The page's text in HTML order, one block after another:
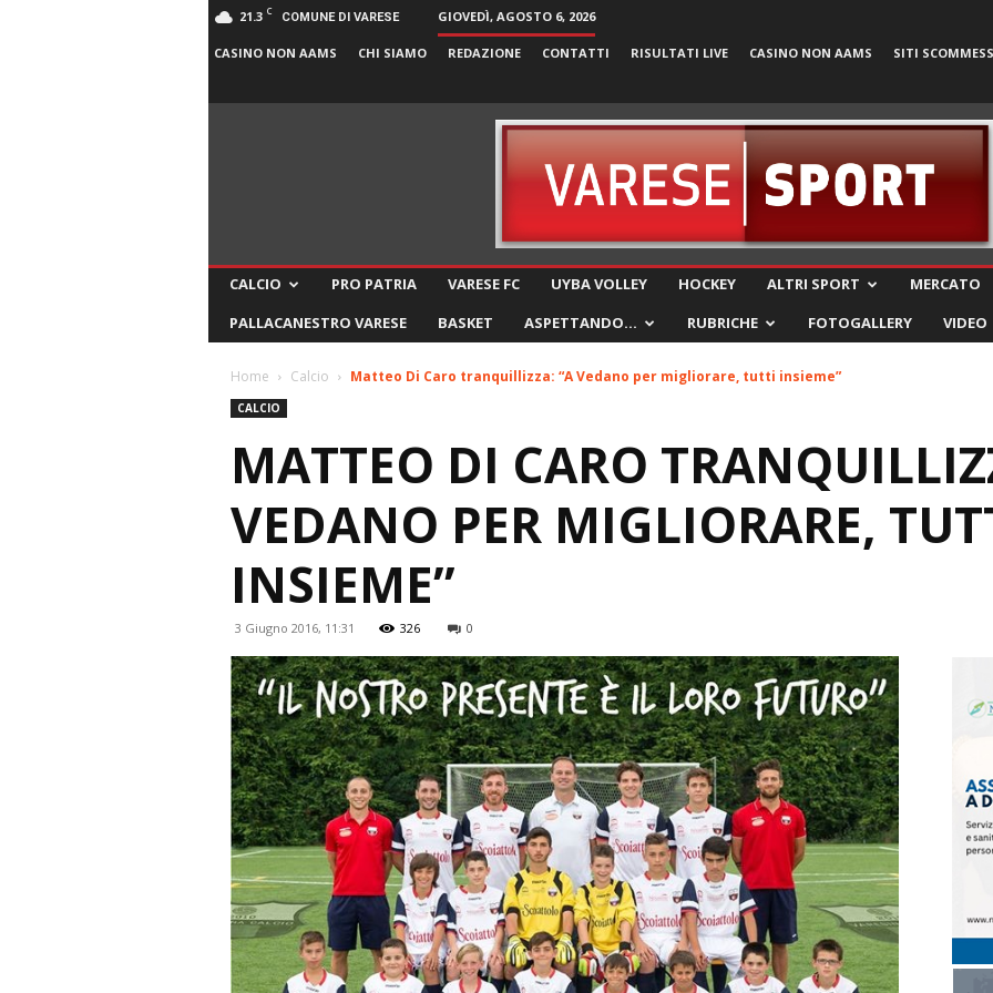
21.3 C COMUNE DI VARESE GIOVEDÌ, AGOSTO 6, 2026
CASINO NON AAMS CHI SIAMO REDAZIONE CONTATTI RISULTATI LIVE CASINO NON AAMS SITI
CALCIO PRO PATRIA VARESE FC UYBA VOLLEY HOCKEY ALTRI SPORT
MERCATO
PALLACANESTRO VARESE
BASKET ASPETTANDO… RUBRICHE FOTOGALLERY VIDEO
Home Calcio Matteo Di Caro tranquillizza: “A Vedano per migliorare, tutti insieme”
CALCIO
MATTEO DI CARO
VEDANO PER MIGLIORARE,
INSIEME”
3 Giugno 2016, 11:31 326 0